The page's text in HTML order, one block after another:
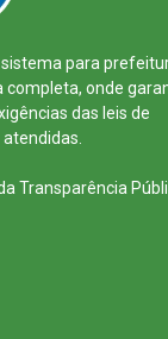
sistema para
completa, onde
das leis de
Transparência